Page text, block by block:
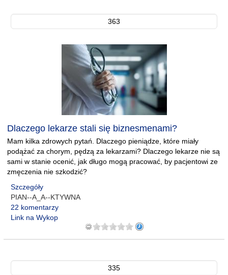
363
Dlaczego lekarze stali się biznesmenami?
Mam kilka zdrowych pytań. Dlaczego pieniądze, które miały
podążać za chorym, pędzą za lekarzami? Dlaczego lekarze nie są
sami w stanie ocenić, jak długo mogą pracować, by pacjentowi ze
zmęczenia nie szkodzić?
Szczegóły
PIAN--A_A--KTYWNA
22 komentarzy
Link na Wykop
335